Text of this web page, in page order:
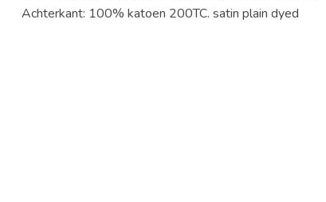
Achterkant: 100% katoen 200TC. satin plain dyed